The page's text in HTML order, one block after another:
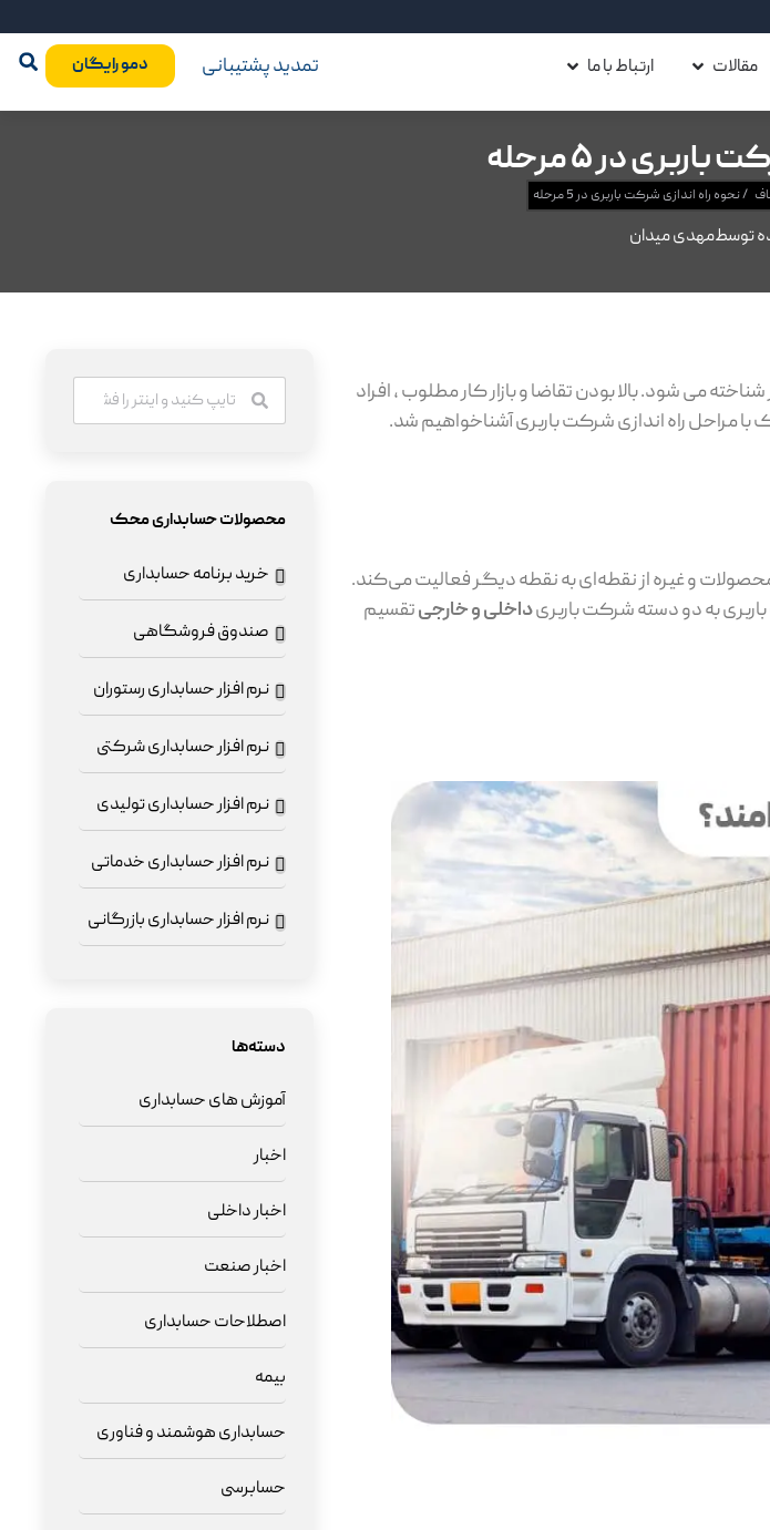
مقالات ارتباط با ما تمدید پشتیبانی دمو رایگان
در 5 مرحله
/نحوه راه اندازی شرکت باربری در 5 مرحله
توسطمهدی میدان
می شود. بالا بودن تقاضا و بازار کار مطلوب ، افراد
با مراحل راه اندازی شرکت باربری آشناخواهیم شد.
و غیره از نقطه‌ای به نقطه دیگر فعالیت می‌کند.
به دو دسته شرکت باربریداخلی و خارجیتقسیم
محصولات حسابداری محک
خرید برنامه حسابداری
صندوق فروشگاهی
نرم افزار حسابداری رستوران
نرم افزار حسابداری شرکتی
نرم افزار حسابداری تولیدی
نرم افزار حسابداری خدماتی
نرم افزار حسابداری بازرگانی
دسته‌ها
آموزش های حسابداری
اخبار
اخبار داخلی
اخبار صنعت
اصطلاحات حسابداری
بیمه
حسابداری هوشمند و فناوری
حسابرسی